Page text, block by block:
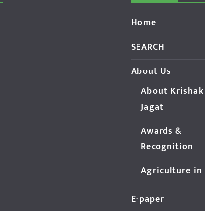
Home
SEARCH
About Us
About Krishak
Jagat
Awards &
Recognition
Agriculture in
E-paper